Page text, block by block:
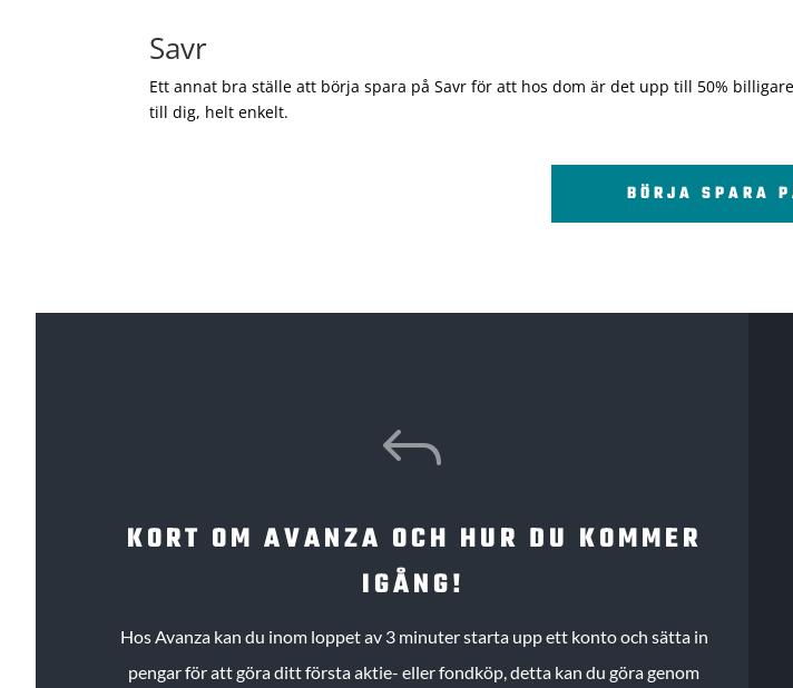
Savr
Ett annat bra ställe att börja spara på Savr för att hos dom är det upp till 50%
till dig, helt enkelt.
BÖRJA SPARA
J
KORT OM AVANZA OCH HUR DU KOMMER
IGÅNG!
Hos Avanza kan du inom loppet av 3 minuter starta upp ett konto och sätta in
pengar för att göra ditt första aktie- eller fondköp, detta kan du göra genom